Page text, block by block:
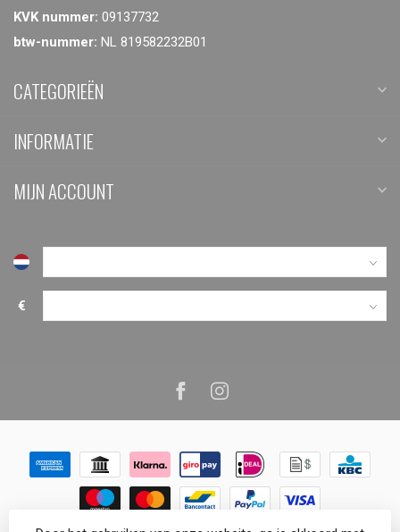
KVK nummer: 09137732
btw-nummer: NL 819582232B01
CATEGORIEËN
INFORMATIE
MIJN ACCOUNT
€